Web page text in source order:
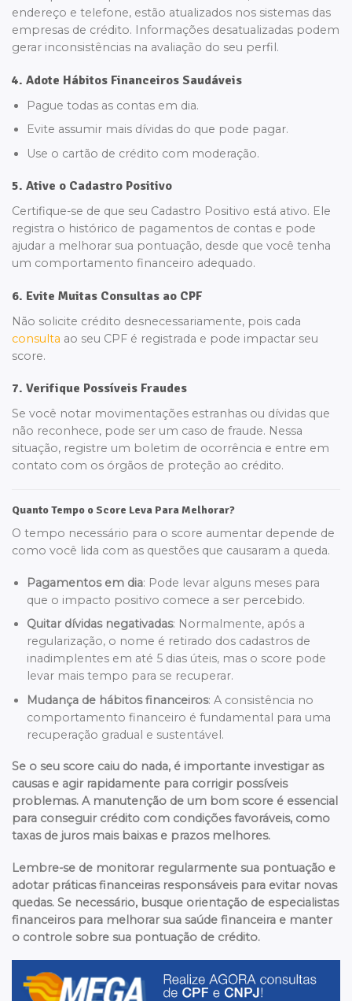
endereço e telefone, estão atualizados nos sistemas das
empresas de crédito. Informações desatualizadas podem
gerar inconsistências na avaliação do seu perfil.
4. Adote Hábitos Financeiros Saudáveis
Pague todas as contas em dia.
Evite assumir mais dívidas do que pode pagar.
Use o cartão de crédito com moderação.
5. Ative o Cadastro Positivo
Certifique-se de que seu Cadastro Positivo está ativo. Ele
registra o histórico de pagamentos de contas e pode
ajudar a melhorar sua pontuação, desde que você tenha
um comportamento financeiro adequado.
6. Evite Muitas Consultas ao CPF
Não solicite crédito desnecessariamente, pois cada
consulta ao seu CPF é registrada e pode impactar seu
score.
7. Verifique Possíveis Fraudes
Se você notar movimentações estranhas ou dívidas que
não reconhece, pode ser um caso de fraude. Nessa
situação, registre um boletim de ocorrência e entre em
contato com os órgãos de proteção ao crédito.
Quanto Tempo o Score Leva Para Melhorar?
O tempo necessário para o score aumentar depende de
como você lida com as questões que causaram a queda.
Pagamentos em dia: Pode levar alguns meses para
que o impacto positivo comece a ser percebido.
Quitar dívidas negativadas: Normalmente, após a
regularização, o nome é retirado dos cadastros de
inadimplentes em até 5 dias úteis, mas o score pode
levar mais tempo para se recuperar.
Mudança de hábitos financeiros: A consistência no
comportamento financeiro é fundamental para uma
recuperação gradual e sustentável.
Se o seu score caiu do nada, é importante investigar as
causas e agir rapidamente para corrigir possíveis
problemas. A manutenção de um bom score é essencial
para conseguir crédito com condições favoráveis, como
taxas de juros mais baixas e prazos melhores.
Lembre-se de monitorar regularmente sua pontuação e
adotar práticas financeiras responsáveis para evitar novas
quedas. Se necessário, busque orientação de especialistas
financeiros para melhorar sua saúde financeira e manter
o controle sobre sua pontuação de crédito.